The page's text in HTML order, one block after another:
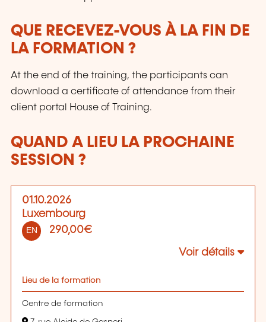
QUE RECEVEZ-VOUS À LA FIN DE
LA FORMATION ?
At the end of the training, the participants can
download a certificate of attendance from their
client portal House of Training.
QUAND A LIEU LA PROCHAINE
SESSION ?
01.10.2026
Luxembourg
EN 290,00€
Voir détails
Lieu de la formation
Centre de formation